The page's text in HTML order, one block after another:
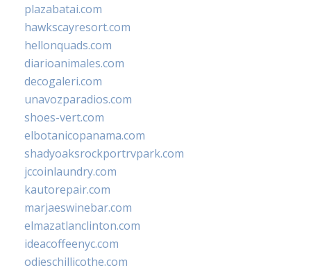
plazabatai.com
hawkscayresort.com
hellonquads.com
diarioanimales.com
decogaleri.com
unavozparadios.com
shoes-vert.com
elbotanicopanama.com
shadyoaksrockportrvpark.com
jccoinlaundry.com
kautorepair.com
marjaeswinebar.com
elmazatlanclinton.com
ideacoffeenyc.com
odieschillicothe.com